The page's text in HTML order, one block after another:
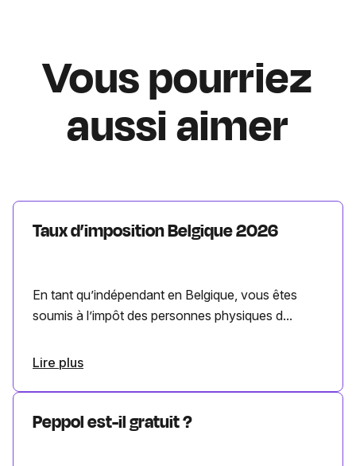
Vous pourriez
aussi aimer
Taux d’imposition Belgique 2026
En tant qu’indépendant en Belgique, vous êtes
soumis à l’impôt des personnes physiques d...
Lire plus
Peppol est-il gratuit ?